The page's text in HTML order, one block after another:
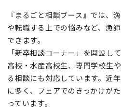
『まるごと相談ブース』では、
や転職する上での悩みなど、漁
できます。
「新卒相談コーナー」を開設し
高校・水産高校生、専門学校生
る相談にも対応しています。近
に多く、フェアでのきっかけが
っています。